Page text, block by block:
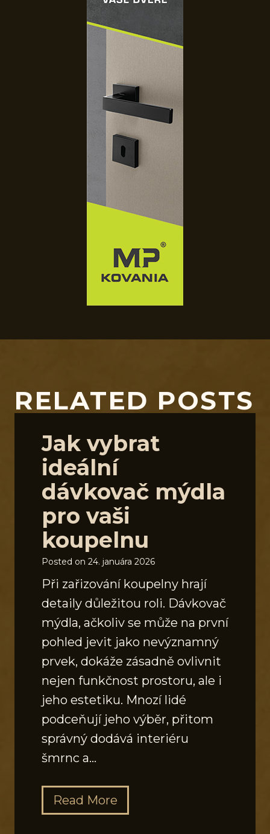
RELATED POSTS
Jak vybrat
ideální
dávkovač mýdla
pro vaši
koupelnu
Posted on 24. januára 2026
Při zařizování koupelny hrají
detaily důležitou roli. Dávkovač
mýdla, ačkoliv se může na první
pohled jevit jako nevýznamný
prvek, dokáže zásadně ovlivnit
nejen funkčnost prostoru, ale i
jeho estetiku. Mnozí lidé
podceňují jeho výběr, přitom
správný dodává interiéru
šmrnc a…
Read More
a